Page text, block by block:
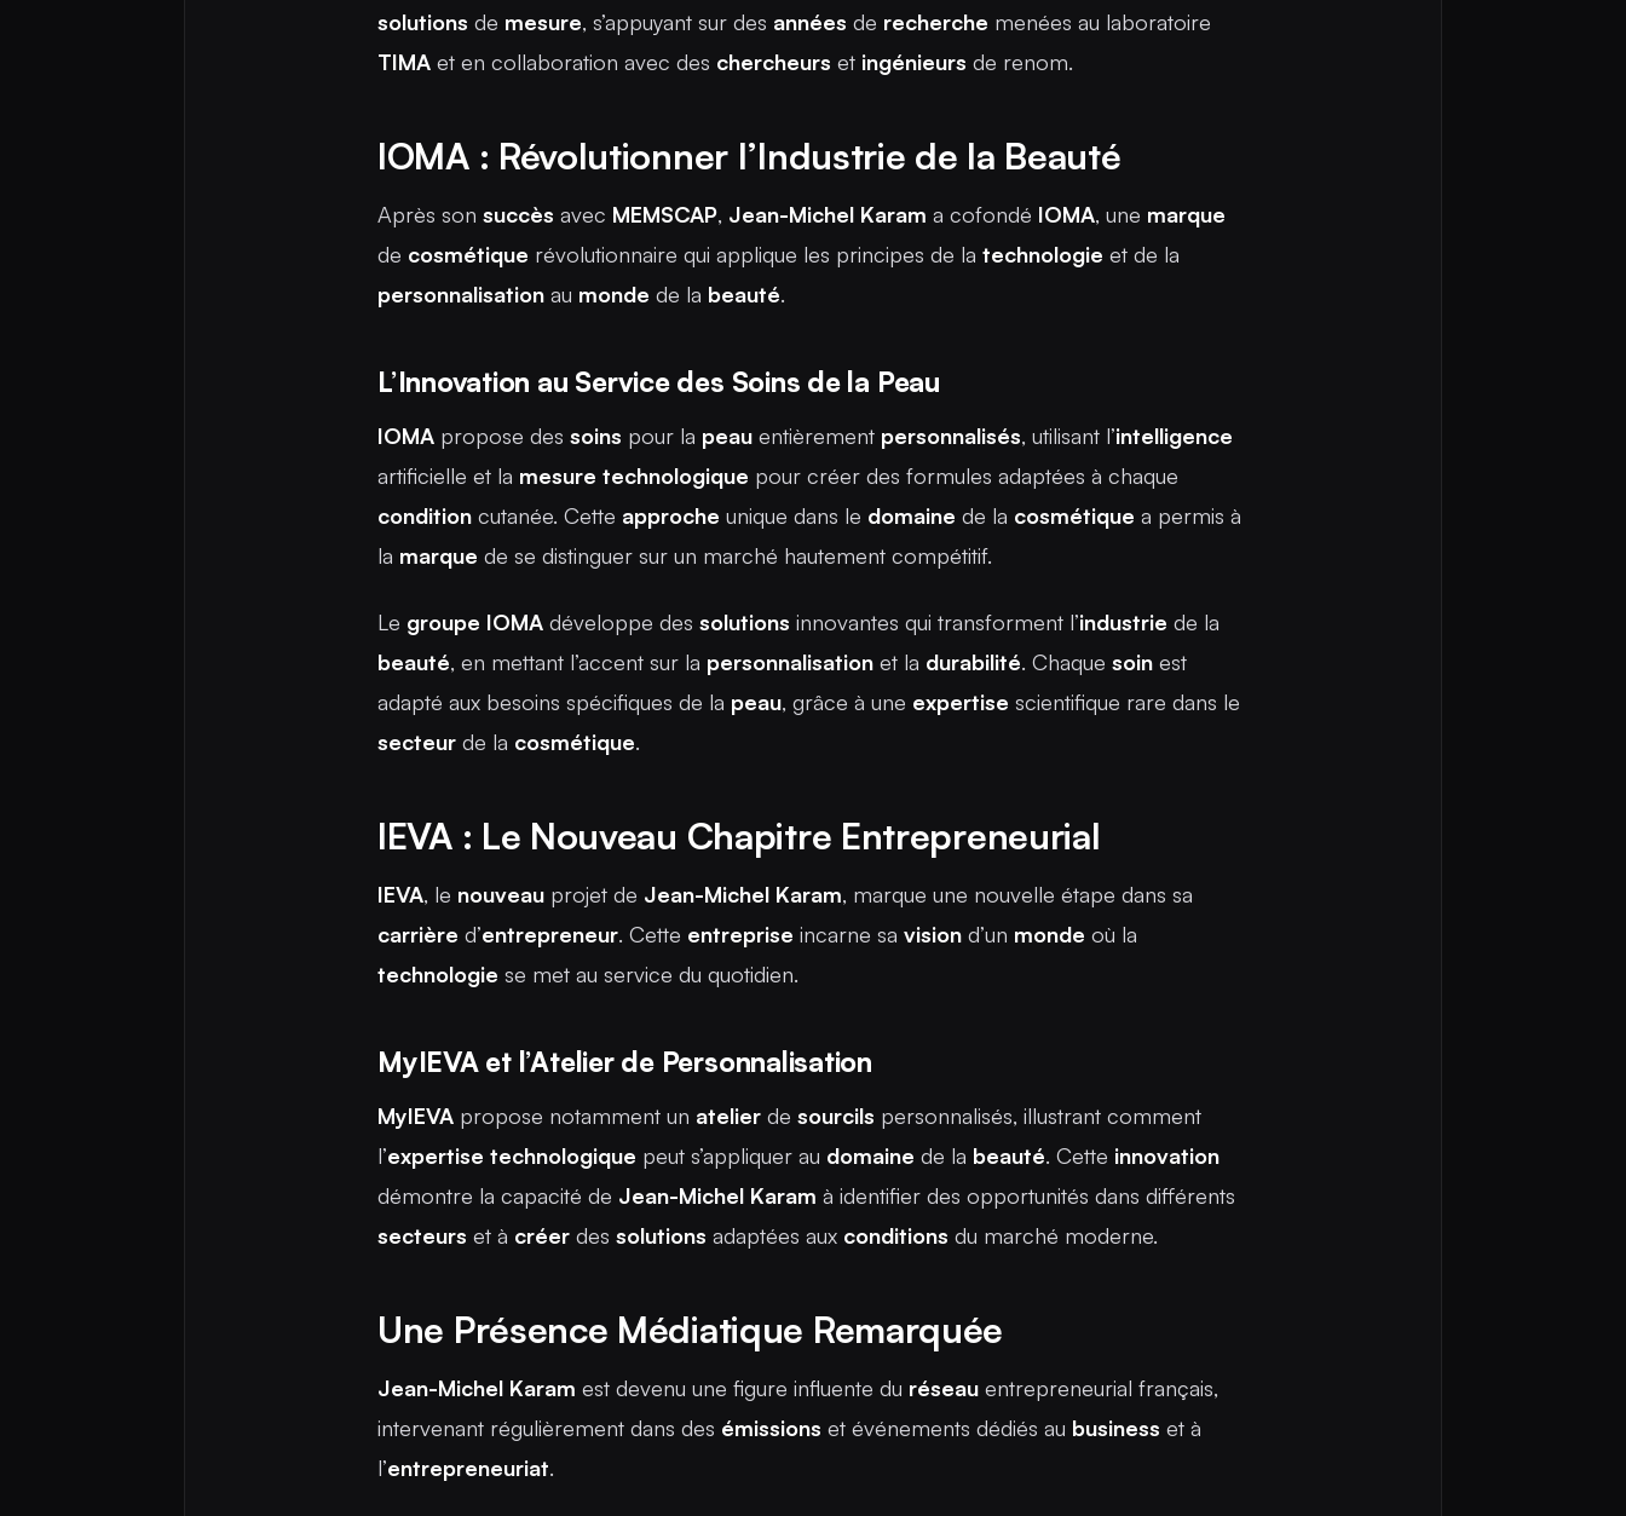
solutions de mesure, s’appuyant sur des années de recherche menées au laboratoire
TIMA et en collaboration avec des chercheurs et ingénieurs de renom.
IOMA : Révolutionner l’Industrie de la Beauté
Après son succès avec MEMSCAP, Jean-Michel Karam a cofondé IOMA, une marque
de cosmétique révolutionnaire qui applique les principes de la technologie et de la
personnalisation au monde de la beauté.
L’Innovation au Service des Soins de la Peau
IOMA propose des soins pour la peau entièrement personnalisés, utilisant l’intelligence
artificielle et la mesure technologique pour créer des formules adaptées à chaque
condition cutanée. Cette approche unique dans le domaine de la cosmétique a permis à
la marque de se distinguer sur un marché hautement compétitif.
Le groupe IOMA développe des solutions innovantes qui transforment l’industrie de la
beauté, en mettant l’accent sur la personnalisation et la durabilité. Chaque soin est
adapté aux besoins spécifiques de la peau, grâce à une expertise scientifique rare dans le
secteur de la cosmétique.
IEVA : Le Nouveau Chapitre Entrepreneurial
IEVA, le nouveau projet de Jean-Michel Karam, marque une nouvelle étape dans sa
carrière d’entrepreneur. Cette entreprise incarne sa vision d’un monde où la
technologie se met au service du quotidien.
MyIEVA et l’Atelier de Personnalisation
MyIEVA propose notamment un atelier de sourcils personnalisés, illustrant comment
l’expertise technologique peut s’appliquer au domaine de la beauté. Cette innovation
démontre la capacité de Jean-Michel Karam à identifier des opportunités dans différents
secteurs et à créer des solutions adaptées aux conditions du marché moderne.
Une Présence Médiatique Remarquée
Jean-Michel Karam est devenu une figure influente du réseau entrepreneurial français,
intervenant régulièrement dans des émissions et événements dédiés au business et à
l’entrepreneuriat.